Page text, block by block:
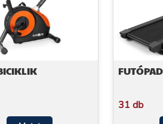
31 db